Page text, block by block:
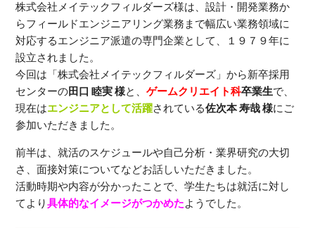
株式会社メイテックフィルダーズ様は、設計・開発業務か
らフィールドエンジニアリング業務まで幅広い業務領域に
対応するエンジニア派遣の専門企業として、１９７９年に
設立されました。
今回は「株式会社メイテックフィルダーズ」から新卒採用
センターの田口 睦実 様と、ゲームクリエイト科卒業生で、
現在はエンジニアとして活躍されている佐次本 寿哉 様にご
参加いただきました。
前半は、就活のスケジュールや自己分析・業界研究の大切
さ、面接対策についてなどお話しいただきました。
活動時期や内容が分かったことで、学生たちは就活に対し
てより具体的なイメージがつかめたようでした。